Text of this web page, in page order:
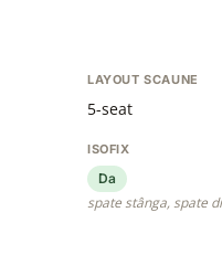
LAYOUT SCAUNE
5-seat
ISOFIX
Da
spate stânga, spate